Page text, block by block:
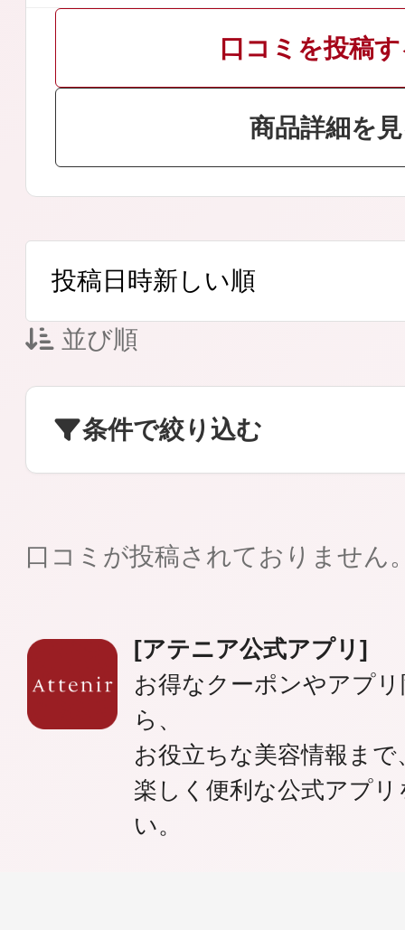
クレンズオイル
ボディケア
健康食品／サプ
商品詳細を
口コミを投稿
並び順
条件で絞り込む
口コミが投稿されておりません
[アテニア公式アプリ]
お得なクーポンやアプ
ら、
お役立ちな美容情報まで
楽しく便利な公式アプ
い。